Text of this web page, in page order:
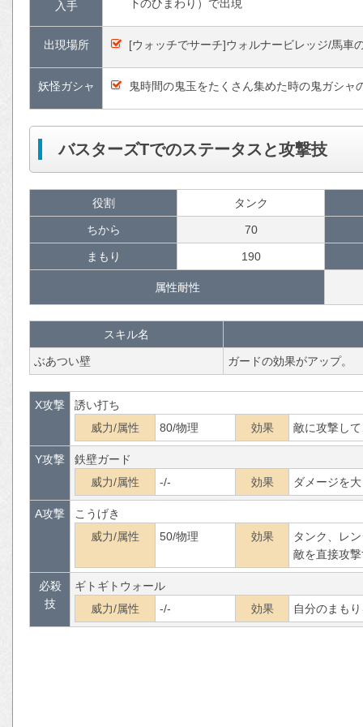
入手 下のひまわり）で出現
出現場所 [ウォッチでサーチ]ウォルナービレッジ/馬車
妖怪ガシャ 鬼時間の鬼玉をたくさん集めた時の鬼ガシャ
バスターズTでのステータスと攻撃技
役割 タンク
ちから 70
まもり 190
属性耐性
スキル名
ぶあつい壁 ガードの効果がアップ。
X攻撃
誘い打ち
威力/属性
80/物理 効果 敵に攻撃し
Y攻撃
鉄壁ガード
威力/属性
-/- 効果 ダメージを
A攻撃
こうげき
威力/属性
50/物理 効果
タンク、レ
敵を直接攻
必殺
技
ギトギトウォール
威力/属性
-/- 効果 自分のまも